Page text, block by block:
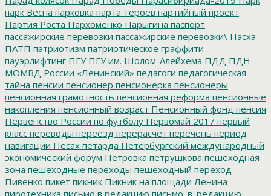
парк Весна парковка парта_героев партийный проект
Партия Роста Пархоменко Парыгина паспорт
пассажирские перевозки пассажирские перевозки\ Пасха
ПАТП патриотизм патриотическое граффити
пауэрлифтинг ПГУПГУ им. Шолом-Алейхема ПДД ПДН
МОМВД России «Ленинский» педагоги педагогическая
тайна пенсии пенсионер пенсионерка пенсионеры
пенсионная грамотность пенсионная реформа пенсионные
накопления пенсионный возраст Пенсионный фонд пенсия
Первенство России по футболу Первомай 2017 первый
класс переводы переезд перерасчет перечень период
навигации Песах петарда Петербургский международный
экономический форум Петровка петрушкова пешеходная
зона пешеходные переходы пешеходный переход
Пивенко пикет пикник Пикник на площади Ленина
пиротехника письмо в редакцию письмо_в_редакцию